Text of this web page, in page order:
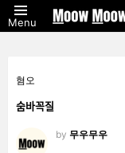
Menu
혐오
숨바꼭질
by 무우무우